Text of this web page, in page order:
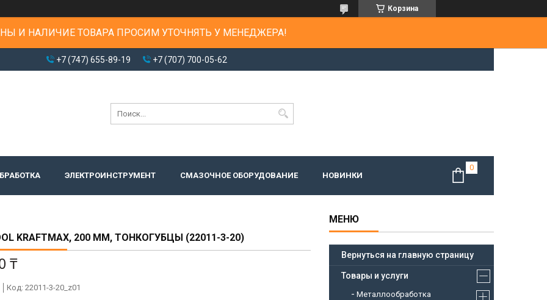
Корзина
И НАЛИЧИЕ ТОВАРА ПРОСИМ УТОЧНЯТЬ У МЕНЕДЖЕРА!
+7 (747) 655-89-19 +7 (707) 700-05-62
ЭЛЕКТРОИНСТРУМЕНТ СМАЗОЧНОЕ ОБОРУДОВАНИЕ НОВИНКИ
KRAFTMAX, 200 ММ, ТОНКОГУБЦЫ (22011-3-20)
₸
Код: 22011-3-20_z01
Вернуться на главную страницу
Товары и услуги
Металлообработка